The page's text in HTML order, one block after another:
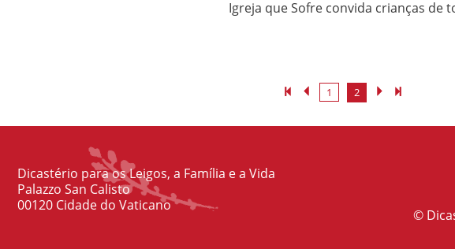
Igreja que Sofre convida crianças de
1 2
Dicastério para os Leigos, a Família e a Vida
Palazzo San Calisto
00120 Cidade do Vaticano
©